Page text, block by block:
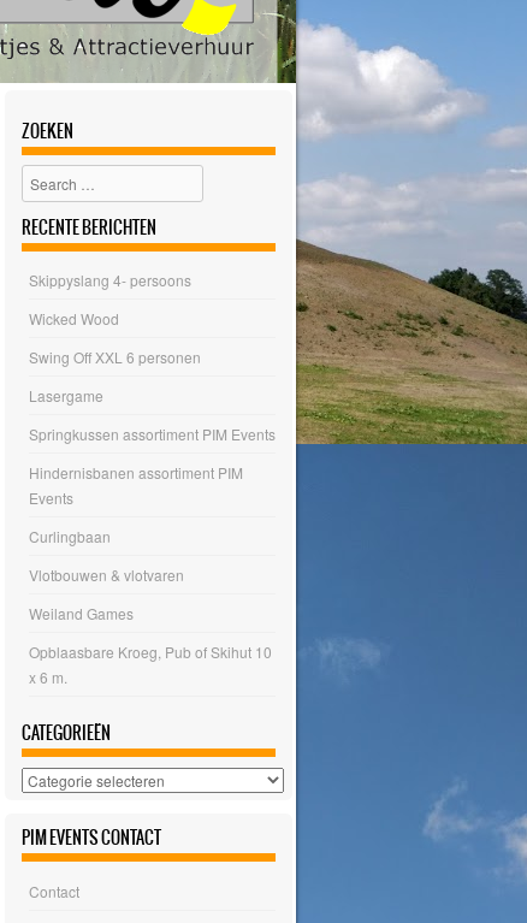
ZOEKEN
Search
RECENTE BERICHTEN
Skippyslang 4- persoons
Wicked Wood
Swing Off XXL 6 personen
Lasergame
Springkussen assortiment PIM Events
Hindernisbanen assortiment PIM
Events
Curlingbaan
Vlotbouwen & vlotvaren
Weiland Games
Opblaasbare Kroeg, Pub of Skihut 10
x 6 m.
CATEGORIEËN
Categorieën
PIM EVENTS CONTACT
Contact